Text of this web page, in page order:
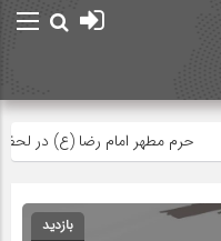
حرم مطهر امام رضا (ع) در لحظه
بازدید